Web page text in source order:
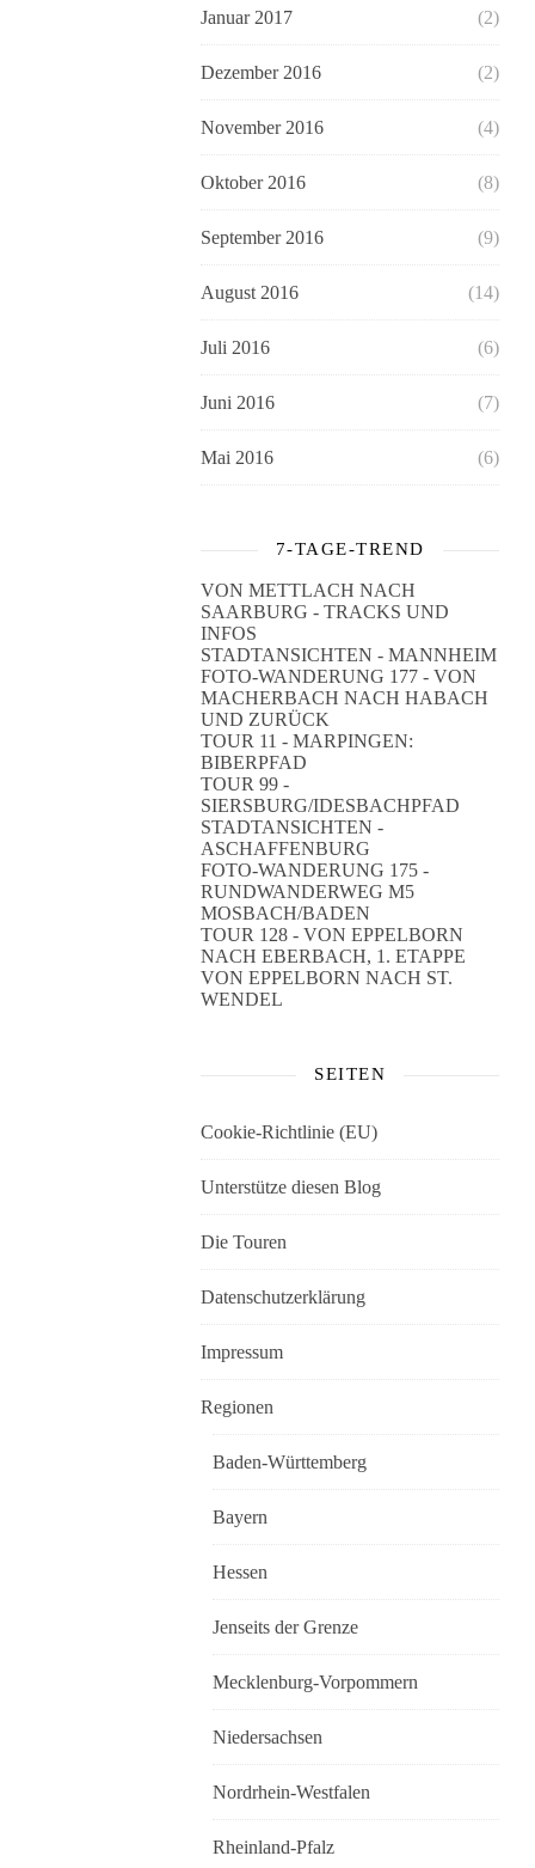
Januar 2017 (2)
Dezember 2016 (2)
November 2016 (4)
Oktober 2016 (8)
September 2016 (9)
August 2016 (14)
Juli 2016 (6)
Juni 2016 (7)
Mai 2016 (6)
7-TAGE-TREND
VON METTLACH NACH
SAARBURG - TRACKS UND
INFOS
STADTANSICHTEN - MANNHEIM
FOTO-WANDERUNG 177 - VON
MACHERBACH NACH HABACH
UND ZURÜCK
TOUR 11 - MARPINGEN:
BIBERPFAD
TOUR 99 -
SIERSBURG/IDESBACHPFAD
STADTANSICHTEN -
ASCHAFFENBURG
FOTO-WANDERUNG 175 -
RUNDWANDERWEG M5
MOSBACH/BADEN
TOUR 128 - VON EPPELBORN
NACH EBERBACH, 1. ETAPPE
VON EPPELBORN NACH ST.
WENDEL
SEITEN
Cookie-Richtlinie (EU)
Unterstütze diesen Blog
Die Touren
Datenschutzerklärung
Impressum
Regionen
Baden-Württemberg
Bayern
Hessen
Jenseits der Grenze
Mecklenburg-Vorpommern
Niedersachsen
Nordrhein-Westfalen
Rheinland-Pfalz